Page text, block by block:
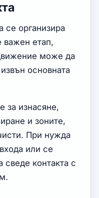
се организира
важен етап,
може да
основната
за изнасяне,
и зоните,
При нужда
или се
сведе контакта с